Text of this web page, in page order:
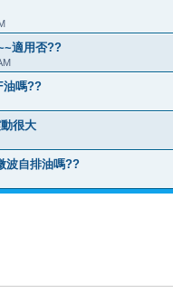
適用否??
油嗎??
很大
波自排油嗎??